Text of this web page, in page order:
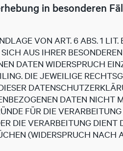
in besonderen
VON ART. 6 ABS. 1 LIT.
AUS IHRER
DATEN WIDERSPRUCH
DIE JEWEILIGE
DATEN NICHT
FÜR DIE
DIE VERARBEITUNG
(WIDERSPRUCH NACH